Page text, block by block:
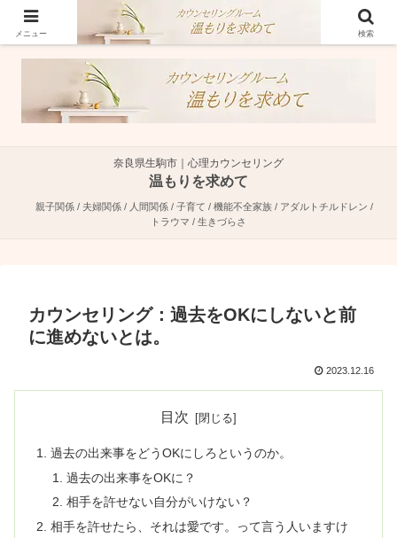
奈良県生駒市で親子関係・夫婦関係・人間関係に特化した心理カウンセラーで
す。
奈良県生駒市｜心理カウンセリング
温もりを求めて
親子関係 / 夫婦関係 / 人間関係 / 子育て / 機能不全家族 / アダルトチルドレン /
トラウマ / 生きづらさ
カウンセリング：過去をOKにしないと前
に進めないとは。
2023.12.16
目次
過去の出来事をどうOKにしろというのか。
過去の出来事をOKに？
相手を許せない自分がいけない？
相手を許せたら、それは愛です。って言う人いますけ
メニュー 検索